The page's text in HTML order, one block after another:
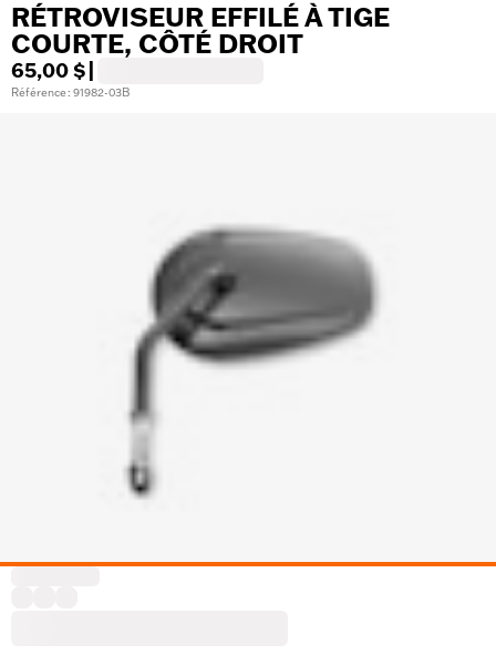
RÉTROVISEUR EFFILÉ À TIGE
COURTE, CÔTÉ DROIT
65,00 $
Référence : 91982-03B